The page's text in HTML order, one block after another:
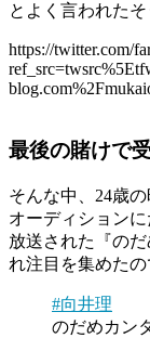
とよく言われたそ
https://twitter.com/
最後の賭けで
そんな中、24歳
オーディション
放送された『の
れ注目を集めたの
#向井理
のだめカン